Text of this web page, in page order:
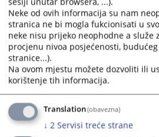
sudovima u Federaciji Bosne i
BiH“ broj: 38/05 i 22/06).
4140
Neke od ovih informacija su nam
stranica ne bi mogla fukcionisati u
neke nisu prijeko neophodne a služe
procjenu nivoa posjećenosti,
stranice...).
Na ovom mjestu možete dozvoliti ili
korištenje tih informacija.
Translation(obavezna)
↓ 2 Servisi treće strane